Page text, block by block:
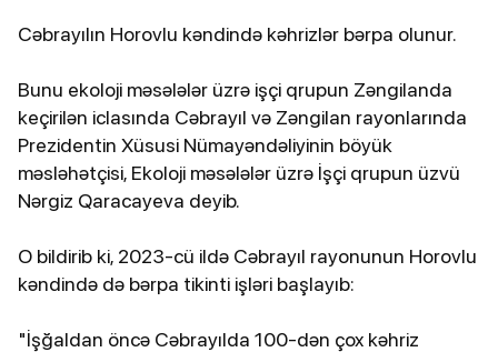
Cəbrayılın Horovlu kəndində kəhrizlər bərpa olunur.
Bunu ekoloji məsələlər üzrə işçi qrupun Zəngilanda
keçirilən iclasında Cəbrayıl və Zəngilan rayonlarında
Prezidentin Xüsusi Nümayəndəliyinin böyük
məsləhətçisi, Ekoloji məsələlər üzrə İşçi qrupun üzvü
Nərgiz Qaracayeva deyib.
O bildirib ki, 2023-cü ildə Cəbrayıl rayonunun Horovlu
kəndində də bərpa tikinti işləri başlayıb:
"İşğaldan öncə Cəbrayılda 100-dən çox kəhriz